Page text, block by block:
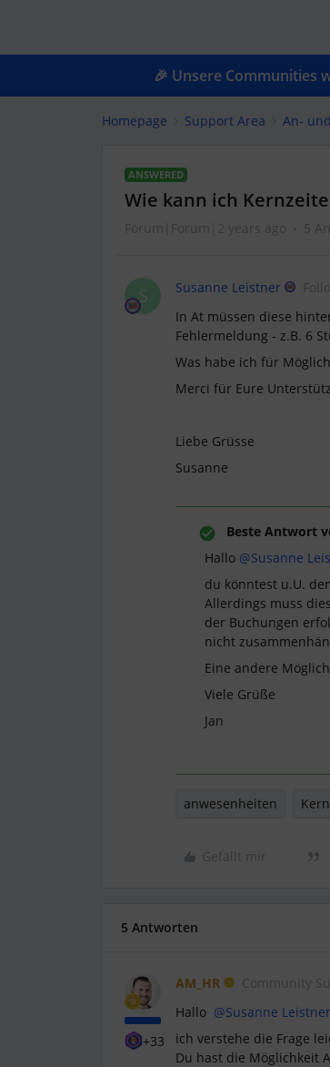
🎉 Unsere Communities
Homepage Support Area An-
ANSWERED
Wie kann ich
Forum|Forum|2 years ago 5
S Susanne Leistner
In At müssen diese
Fehlermeldung - z.B. 6
Was habe ich für
Merci für Eure
Liebe Grüsse
Susanne
Beste Antwort
Hallo @Susanne
du könntest u.U.
Allerdings muss
der Buchungen
nicht
Eine andere
Viele Grüße
Jan
anwesenheiten
Gefällt mir
5 Antworten
+33
AM_HR Community
Hallo @Susanne Leistner
ich verstehe die Frage
Du hast die Möglichkeit